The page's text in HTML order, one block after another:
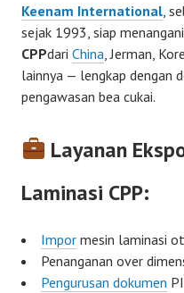
Keenam International ,
sejak 1993, siap menangani
CPPdari China , Jerman,
lainnya — lengkap dengan
pengawasan bea cukai.
Layanan
Laminasi CPP:
Impor mesin laminasi
Penanganan over
Pengurusan dokumen